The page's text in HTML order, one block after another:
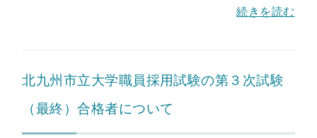
続きを読む
北九州市立大学職員採用試験の第３次試験
（最終）合格者について